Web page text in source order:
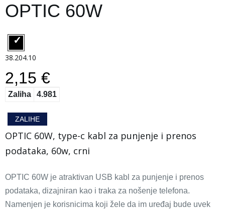
OPTIC 60W
38.204.10
2,15 €
Zaliha 4.981
ZALIHE
OPTIC 60W, type-c kabl za punjenje i prenos
podataka, 60w, crni
OPTIC 60W je atraktivan USB kabl za punjenje i prenos
podataka, dizajniran kao i traka za nošenje telefona.
Namenjen je korisnicima koji žele da im uređaj bude uvek